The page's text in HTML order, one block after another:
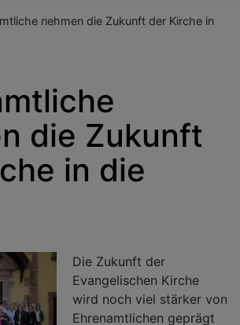
nehmen die Zukunft der Kirche in
die Zukunft
in die
Die Zukunft der
Evangelischen Kirche
wird noch viel stärker von
Ehrenamtlichen geprägt